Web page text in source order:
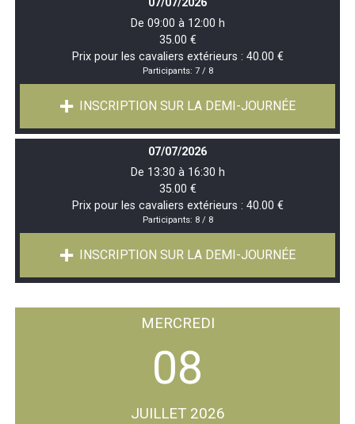
07/07/2026
De 09:00 à 12:00 h
35.00 €
Prix pour les cavaliers extérieurs : 40.00 €
Participants: 7 / 8
INSCRIPTION SUR LA DEMI-JOURNÉE
07/07/2026
De 13:30 à 16:30 h
35.00 €
Prix pour les cavaliers extérieurs : 40.00 €
Participants: 8 / 8
INSCRIPTION SUR LA DEMI-JOURNÉE
MERCREDI
08
JUILLET 2026